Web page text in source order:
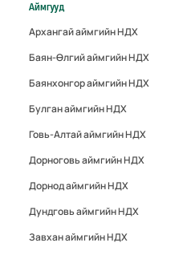
Аймгууд
Архангай аймгийн НДХ
Баян-Өлгий аймгийн НДХ
Баянхонгор аймгийн НДХ
Булган аймгийн НДХ
Говь-Алтай аймгийн НДХ
Дорноговь аймгийн НДХ
Дорнод аймгийн НДХ
Дундговь аймгийн НДХ
Завхан аймгийн НДХ